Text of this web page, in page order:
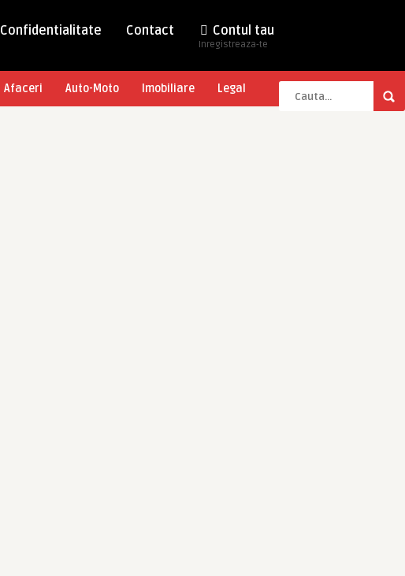
Confidentialitate Contact Contul tau
Inregistreaza-te
Afaceri Auto-Moto Imobiliare Legal